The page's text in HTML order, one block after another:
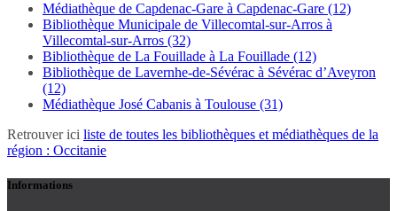
Médiathèque de Capdenac-Gare à Capdenac-Gare (12)
Bibliothèque Municipale de Villecomtal-sur-Arros à
Villecomtal-sur-Arros (32)
Bibliothèque de La Fouillade à La Fouillade (12)
Bibliothèque de Lavernhe-de-Sévérac à Sévérac d’Aveyron
(12)
Médiathèque José Cabanis à Toulouse (31)
Retrouver ici liste de toutes les bibliothèques et médiathèques de la
région : Occitanie
Informations